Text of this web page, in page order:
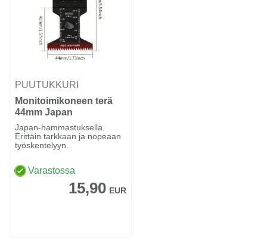
PUUTUKKURI
Monitoimikoneen terä
44mm Japan
hammastus puulle
Japan-hammastuksella.
Erittäin tarkkaan ja nopeaan
työskentelyyn.
Varastossa
15,90 EUR